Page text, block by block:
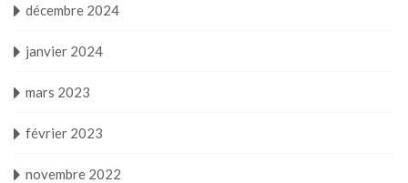
décembre 2024
janvier 2024
mars 2023
février 2023
novembre 2022